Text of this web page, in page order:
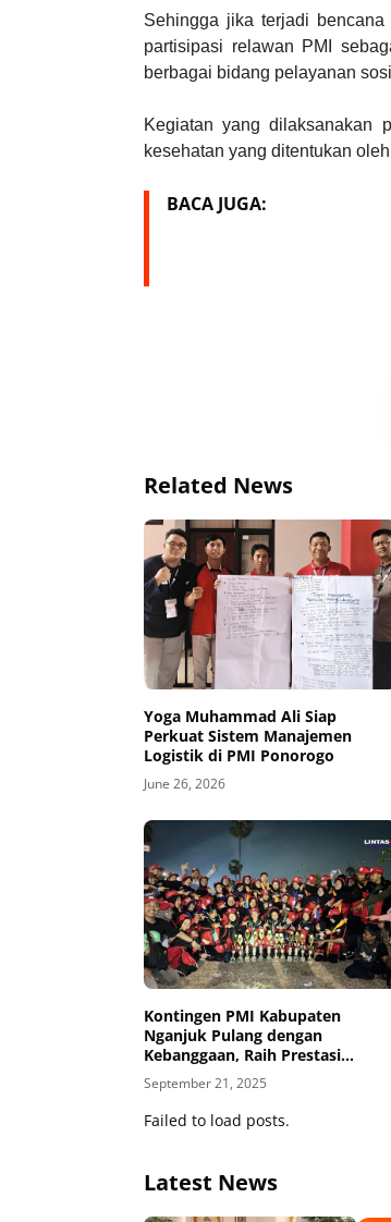
Sehingga jika terjadi
partisipasi relawan PMI
berbagai bidang pelayanan
Kegiatan yang dilaksanakan
kesehatan yang ditentukan
BACA JUGA:
Related News
Yoga Muhammad Ali Siap
Perkuat Sistem Manajemen
Logistik di PMI Ponorogo
June 26, 2026
Kontingen PMI Kabupaten
Nganjuk Pulang dengan
Kebanggaan, Raih Prestasi
Gemilang di Jumbara PMR X PMI
Jatim 2025
September 21, 2025
Failed to load posts.
Latest News